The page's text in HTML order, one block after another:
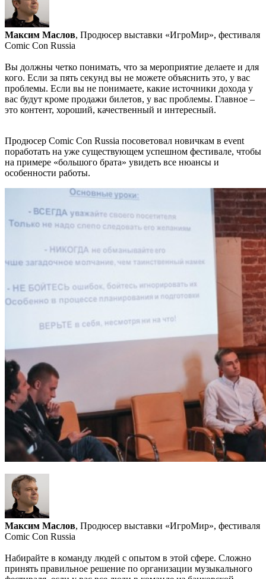
Максим Маслов, Продюсер выставки «ИгроМир», фестиваля
Comic Con Russia
Вы должны четко понимать, что за мероприятие делаете и для
кого. Если за пять секунд вы не можете объяснить это, у вас
проблемы. Если вы не понимаете, какие источники дохода у
вас будут кроме продажи билетов, у вас проблемы. Главное –
это контент, хороший, качественный и интересный.
Продюсер Comic Con Russia посоветовал новичкам в event
поработать на уже существующем успешном фестивале, чтобы
на примере «большого брата» увидеть все нюансы и
особенности работы.
Максим Маслов, Продюсер выставки «ИгроМир», фестиваля
Comic Con Russia
Набирайте в команду людей с опытом в этой сфере. Сложно
принять правильное решение по организации музыкального